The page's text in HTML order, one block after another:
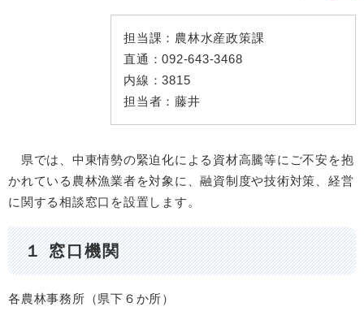
担当課： 農林水産政策課
直通：092-643-3468
内線：3815
担当者： 藤井
県では、中東情勢の緊迫化による資材高騰等にご不安を抱
かれている農林漁業者を対象に、融資制度や技術対策、経営
に関する相談窓口を設置します。
１ 窓口機関
各農林事務所（県下６か所）